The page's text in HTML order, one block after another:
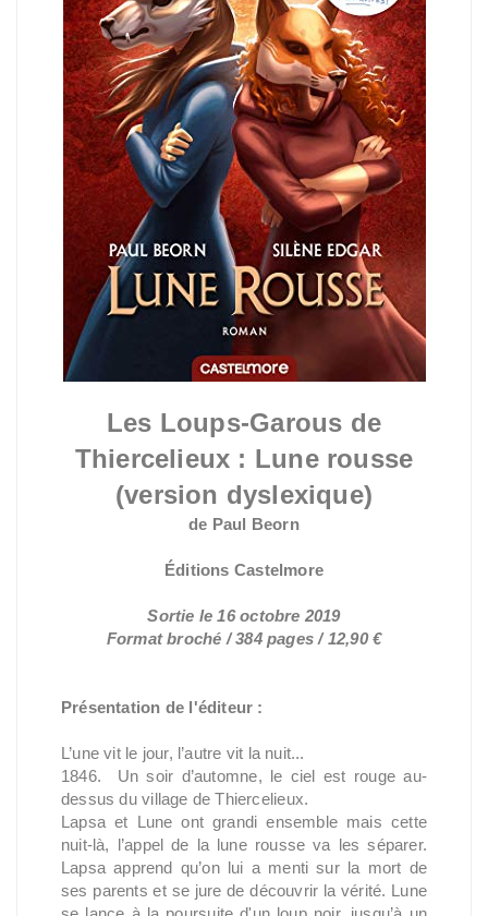
Les Loups-Garous de
Thiercelieux : Lune rousse
(version dyslexique)
de Paul Beorn
Éditions Castelmore
Sortie le 16 octobre 2019
Format broché / 384 pages / 12,90 €
Présentation de l'éditeur :
L’une vit le jour, l’autre vit la nuit...
1846. Un soir d’automne, le ciel est rouge au-
dessus du village de Thiercelieux.
Lapsa et Lune ont grandi ensemble mais cette
nuit-là, l’appel de la lune rousse va les séparer.
Lapsa apprend qu’on lui a menti sur la mort de
ses parents et se jure de découvrir la vérité. Lune